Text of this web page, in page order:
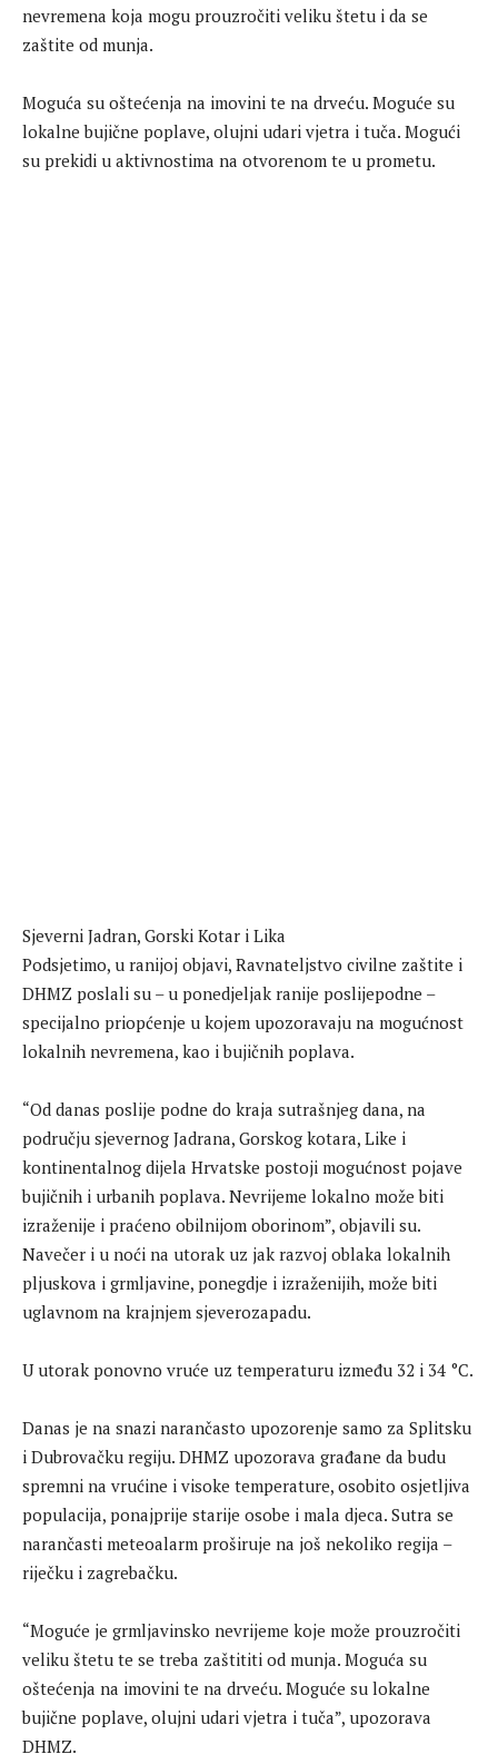
nevremena koja mogu prouzročiti veliku štetu i da se
zaštite od munja.
Moguća su oštećenja na imovini te na drveću. Moguće su
lokalne bujične poplave, olujni udari vjetra i tuča. Mogući
su prekidi u aktivnostima na otvorenom te u prometu.
Sjeverni Jadran, Gorski Kotar i Lika
Podsjetimo, u ranijoj objavi, Ravnateljstvo civilne zaštite i
DHMZ poslali su – u ponedjeljak ranije poslijepodne –
specijalno priopćenje u kojem upozoravaju na mogućnost
lokalnih nevremena, kao i bujičnih poplava.
“Od danas poslije podne do kraja sutrašnjeg dana, na
području sjevernog Jadrana, Gorskog kotara, Like i
kontinentalnog dijela Hrvatske postoji mogućnost pojave
bujičnih i urbanih poplava. Nevrijeme lokalno može biti
izraženije i praćeno obilnijom oborinom”, objavili su.
Navečer i u noći na utorak uz jak razvoj oblaka lokalnih
pljuskova i grmljavine, ponegdje i izraženijih, može biti
uglavnom na krajnjem sjeverozapadu.
U utorak ponovno vruće uz temperaturu između 32 i 34 °C.
Danas je na snazi narančasto upozorenje samo za Splitsku
i Dubrovačku regiju. DHMZ upozorava građane da budu
spremni na vrućine i visoke temperature, osobito osjetljiva
populacija, ponajprije starije osobe i mala djeca. Sutra se
narančasti meteoalarm proširuje na još nekoliko regija –
riječku i zagrebačku.
“Moguće je grmljavinsko nevrijeme koje može prouzročiti
veliku štetu te se treba zaštititi od munja. Moguća su
oštećenja na imovini te na drveću. Moguće su lokalne
bujične poplave, olujni udari vjetra i tuča”, upozorava
DHMZ.